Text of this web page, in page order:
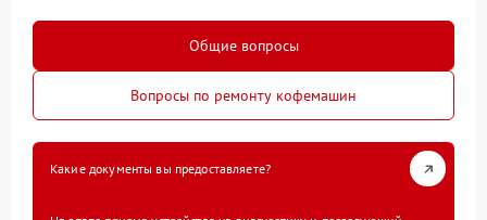
Общие вопросы
Вопросы по ремонту кофемашин
Какие документы вы предоставляете?